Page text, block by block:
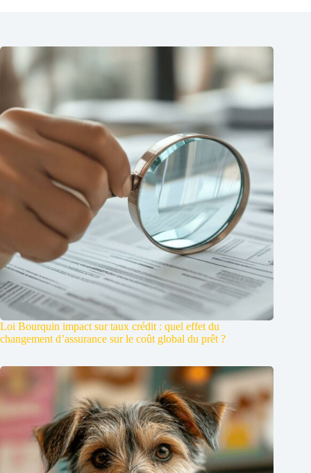
Loi Bourquin impact sur taux crédit : quel effet du
changement d’assurance sur le coût global du prêt ?